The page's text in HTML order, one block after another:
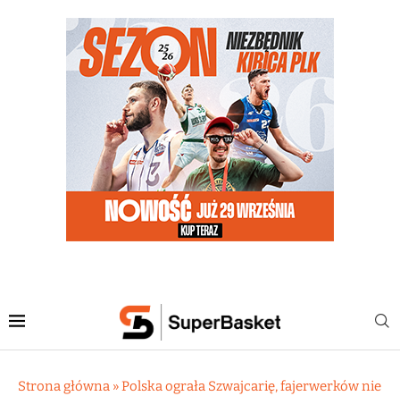
Strona główna »Polska ograła Szwajcarię, fajerwerków nie